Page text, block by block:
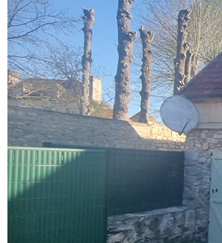
Description
Réf : 106
A LEVIGNEN, 5 min de CREPY EN VALOIS et proche N2
A louer grande maison comprenant entrée sur cuisine
meublée, salle d'eau/wc, salon avec cheminée, salle à
manger, grande véranda, une buanderie.
A l'étage palier desservant 3 chambres, salle d'eau, wc.
Une cave.
Jardin clos. Deux places de stationnement. Chauffage
par pompe à chaleur et ballon d'eau chaude sanitaire.
DPE classé : C. Libre à partir de fin mars
Dépôt de garantie 1150€ dont charges récupérables :
40€ /mois (Charges eau froide, taxe ordures